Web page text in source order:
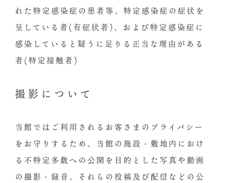
れた特定感染症の患者等、特定感染症の症状を
呈している者(有症状者)、および特定感染症に
感染していると疑うに足りる正当な理由がある
者(特定接触者)
撮影について
当館ではご利用されるお客さまのプライバシー
をお守りするため、当館の施設・敷地内におけ
る不特定多数への公開を目的とした写真や動画
の撮影・録音、それらの投稿及び配信などの公